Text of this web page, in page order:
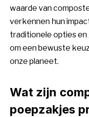
waarde van
verkennen hun
traditionele opties
om een bewuste
onze planeet.
Wat zijn
poepzakjes